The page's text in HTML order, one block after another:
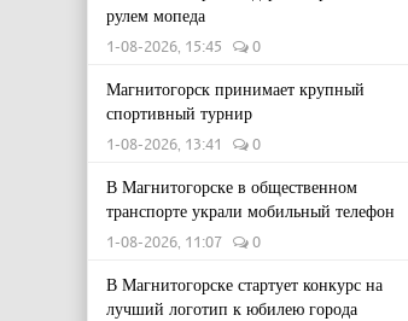
рулем мопеда
1-08-2026, 15:45 0
Магнитогорск принимает крупный
спортивный турнир
1-08-2026, 13:41 0
В Магнитогорске в общественном
транспорте украли мобильный телефон
1-08-2026, 11:07 0
В Магнитогорске стартует конкурс на
лучший логотип к юбилею города